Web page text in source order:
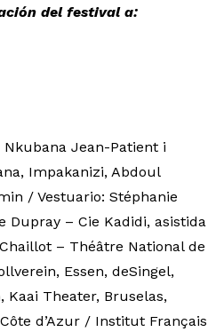
del festival a:
Jean-Patient i
Impakanizi, Abdoul
/ Vestuario: Stéphanie
Dupray – Cie Kadidi, asistida
– Théâtre National de
Essen, deSingel,
Theater, Bruselas,
d’Azur / Institut Français